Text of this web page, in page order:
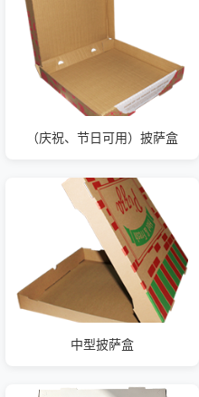
（庆祝、节日可用）披萨盒
中型披萨盒